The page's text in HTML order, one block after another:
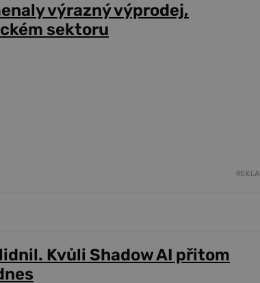
výrazný výprodej,
sektoru
Kvůli Shadow AI přitom